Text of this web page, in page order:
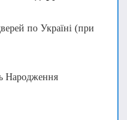
по Україні (при
Народження